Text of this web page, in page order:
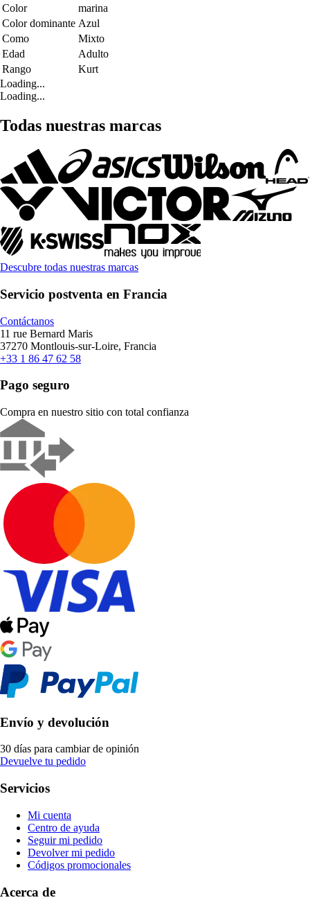
Color
marina
Color dominante Azul
Como
Mixto
Edad
Adulto
Rango
Kurt
Loading...
Loading...
Todas nuestras marcas
Descubre todas nuestras marcas
Servicio postventa en Francia
Contáctanos
11 rue Bernard Maris
37270 Montlouis-sur-Loire, Francia
+33 1 86 47 62 58
Pago seguro
Compra en nuestro sitio con total confianza
Envío y devolución
30 días para cambiar de opinión
Devuelve tu pedido
Servicios
Mi cuenta
Centro de ayuda
Seguir mi pedido
Devolver mi pedido
Códigos promocionales
Acerca de